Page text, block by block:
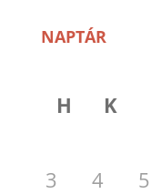
NAPTÁR
H K
3
4 5